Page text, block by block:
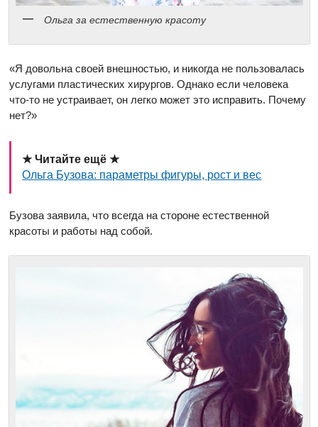
Ольга за естественную красоту
«Я довольна своей внешностью, и никогда не пользовалась
услугами пластических хирургов. Однако если человека
что-то не устраивает, он легко может это исправить. Почему
нет?»
★ Читайте ещё ★
Ольга Бузова: параметры фигуры, рост и вес
Бузова заявила, что всегда на стороне естественной
красоты и работы над собой.